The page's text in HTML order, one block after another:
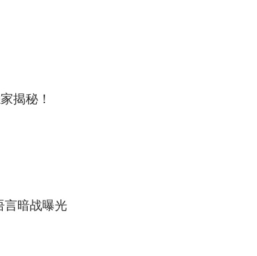
揭秘！
言暗战曝光